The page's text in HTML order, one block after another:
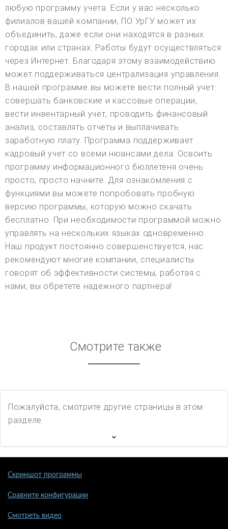
любую программу учета. Если у вас несколько
филиалов вашей компании, ПО УрГУ может их
объединить, даже если они находятся в разных
городах или странах. Работы будут осуществляться
через Интернет. Благодаря этому взаимодействию
может поддерживаться централизация управления.
В нашей программе вы можете вести полный учет:
совершать банковские и кассовые операции,
вести инвентарный учет, проводить финансовый
анализ, составлять отчеты и выплачивать
заработную плату. Программа поддерживает
кадровый учет со всеми нюансами дела. Освоить
программу информационного бюллетеня очень
просто, просто начните. Для ознакомления с
функциями вы можете попробовать пробную
версию программы, которую можно скачать
бесплатно. При необходимости программой можно
управлять на нескольких языках одновременно.
Наш продукт постоянно совершенствуется, нас
рекомендуют многие компании, специалисты
говорят об эффективности системы, работая с
нами, вы обретете надежного партнера!
Смотрите также
Пожалуйста, смотрите другие страницы в этом
разделе
Скриншот программы
Сравните конфигурации
Смотреть видео